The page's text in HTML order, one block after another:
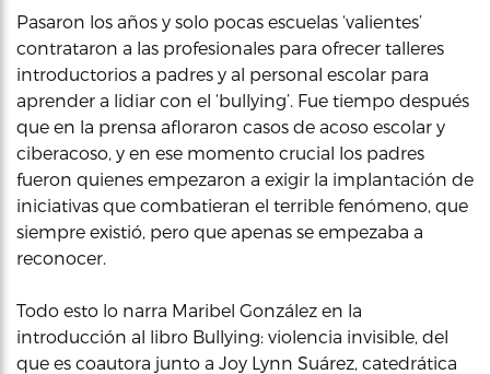
Pasaron los años y solo pocas escuelas ‘valientes’
contrataron a las profesionales para ofrecer talleres
introductorios a padres y al personal escolar para
aprender a lidiar con el ‘bullying’. Fue tiempo después
que en la prensa afloraron casos de acoso escolar y
ciberacoso, y en ese momento crucial los padres
fueron quienes empezaron a exigir la implantación de
iniciativas que combatieran el terrible fenómeno, que
siempre existió, pero que apenas se empezaba a
reconocer.
Todo esto lo narra Maribel González en la
introducción al libro Bullying: violencia invisible, del
que es coautora junto a Joy Lynn Suárez, catedrática